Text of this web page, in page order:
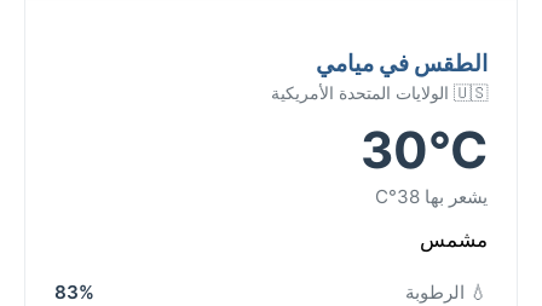
الطقس في ميامي
🇺🇸 الولايات المتحدة الأمريكية
30°C
يشعر بها 38°C
مشمس
💧 الرطوبة
83%